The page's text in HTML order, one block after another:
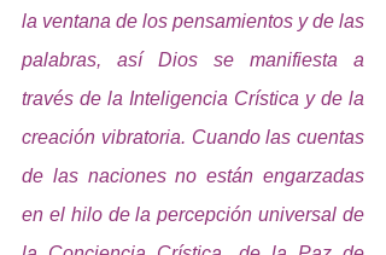
la ventana de los pensamientos y de las
palabras, así Dios se manifiesta a
través de la Inteligencia Crística y de la
creación vibratoria. Cuando las cuentas
de las naciones no están engarzadas
en el hilo de la percepción universal de